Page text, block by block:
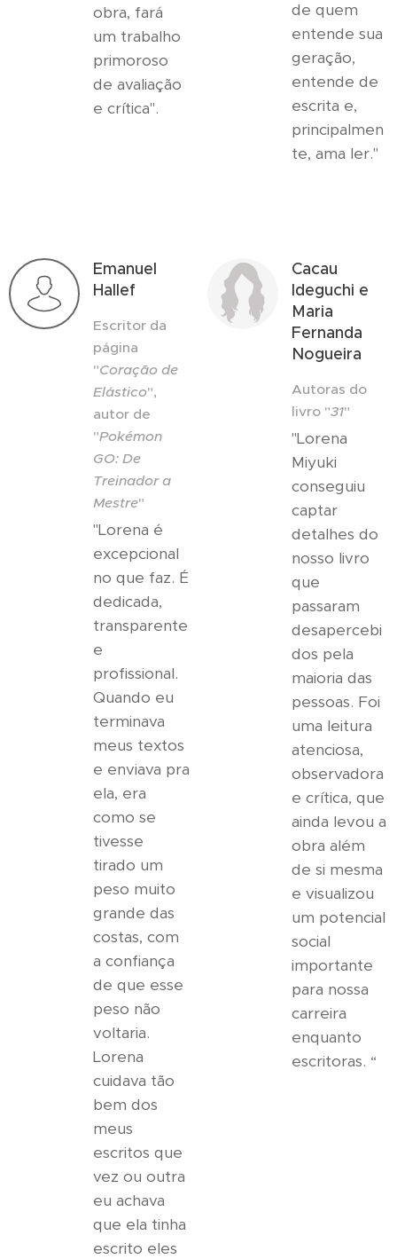
obra, fará
um trabalho
primoroso
de avaliação
e crítica".
de quem
entende sua
geração,
entende de
escrita e,
principalmen
te, ama ler."
Emanuel
Hallef
Escritor da
página
"Coração de
Elástico",
autor de
"Pokémon
GO: De
Treinador a
Mestre"
"Lorena é
excepcional
no que faz. É
dedicada,
transparente
e
profissional.
Quando eu
terminava
meus textos
e enviava pra
ela, era
como se
tivesse
tirado um
peso muito
grande das
costas, com
a confiança
de que esse
peso não
voltaria.
Lorena
cuidava tão
bem dos
meus
escritos que
vez ou outra
eu achava
que ela tinha
escrito eles
Cacau
Ideguchi e
Maria
Fernanda
Nogueira
Autoras do
livro "31"
"Lorena
Miyuki
conseguiu
captar
detalhes do
nosso livro
que
passaram
desapercebi
dos pela
maioria das
pessoas. Foi
uma leitura
atenciosa,
observadora
e crítica, que
ainda levou a
obra além
de si mesma
e visualizou
um potencial
social
importante
para nossa
carreira
enquanto
escritoras. “